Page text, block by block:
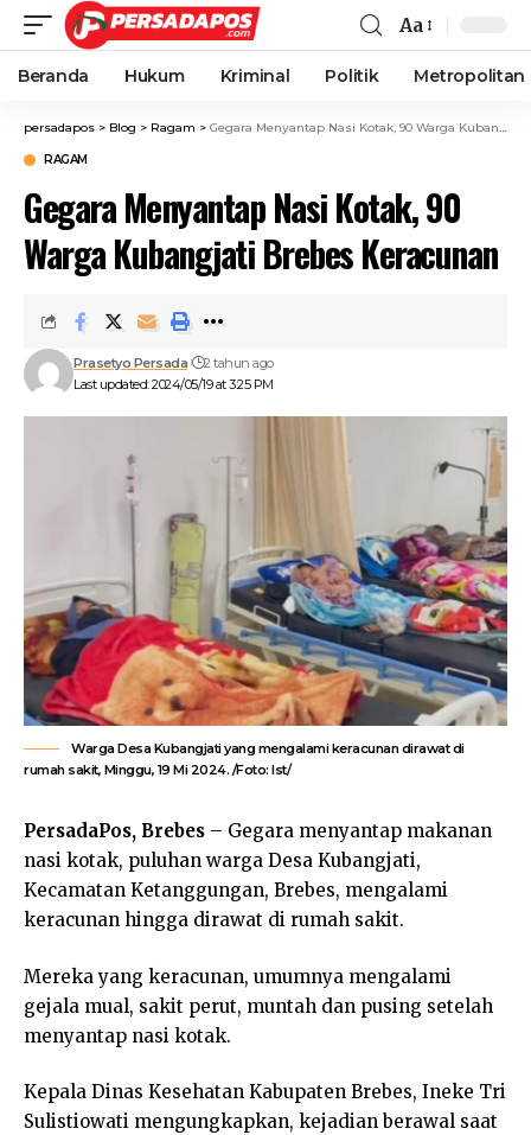
Aa
Beranda Hukum Kriminal Politik Metropolitan
persadapos > Blog > Ragam > Gegara Menyantap Nasi Kotak, 90 Warga Kubangjati Brebes Keracunan
RAGAM
Gegara Menyantap Nasi Kotak, 90
Warga Kubangjati Brebes Keracunan
Last updated: 2024/05/19 at 3:25 PM
Prasetyo Persada 2 tahun ago
Warga Desa Kubangjati yang mengalami keracunan dirawat di
rumah sakit, Minggu, 19 Mi 2024. /Foto: Ist/
PersadaPos, Brebes – Gegara menyantap makanan
nasi kotak, puluhan warga Desa Kubangjati,
Kecamatan Ketanggungan, Brebes, mengalami
keracunan hingga dirawat di rumah sakit.
Mereka yang keracunan, umumnya mengalami
gejala mual, sakit perut, muntah dan pusing setelah
menyantap nasi kotak.
Kepala Dinas Kesehatan Kabupaten Brebes, Ineke Tri
Sulistiowati mengungkapkan, kejadian berawal saat